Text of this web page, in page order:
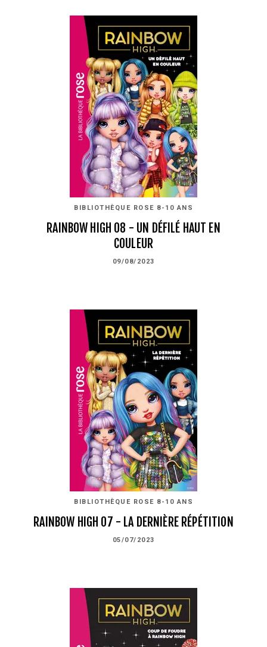
BIBLIOTHÈQUE ROSE 8-10 ANS
RAINBOW HIGH 08 - UN DÉFILÉ HAUT EN
COULEUR
09/08/2023
BIBLIOTHÈQUE ROSE 8-10 ANS
RAINBOW HIGH 07 - LA DERNIÈRE RÉPÉTITION
05/07/2023